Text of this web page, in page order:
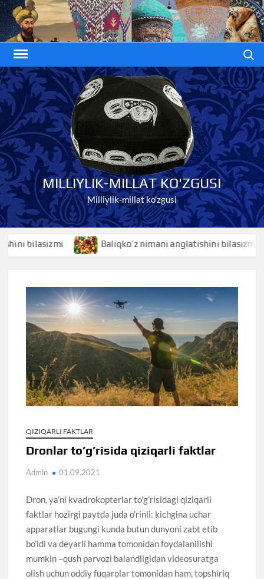
Skip
to
content
MILLIYLIK-MILLAT KO'ZGUSI
Milliylik-millat ko'zgusi
Baliqko’z nimani anglatishini bilasizmi Baliq
QIZIQARLI FAKTLAR
Dronlar to’g’risida qiziqarli faktlar
Admin 01.09.2021
Dron, ya’ni kvadrokopterlar to’g’risidagi qiziqarli
faktlar hozirgi paytda juda o’rinli: kichgina uchar
apparatlar bugungi kunda butun dunyoni zabt etib
bo’ldi va deyarli hamma tomonidan foydalanilishi
mumkin –qush parvozi balandligidan videosuratga
olish uchun oddiy fuqarolar tomonidan ham, topshiriq